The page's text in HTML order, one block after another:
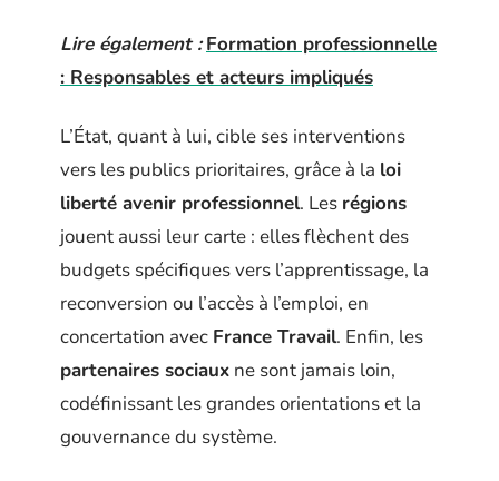
Lire également : Formation professionnelle
: Responsables et acteurs impliqués
L’État, quant à lui, cible ses interventions
vers les publics prioritaires, grâce à la loi
liberté avenir professionnel. Les régions
jouent aussi leur carte : elles flèchent des
budgets spécifiques vers l’apprentissage, la
reconversion ou l’accès à l’emploi, en
concertation avec France Travail. Enfin, les
partenaires sociaux ne sont jamais loin,
codéfinissant les grandes orientations et la
gouvernance du système.